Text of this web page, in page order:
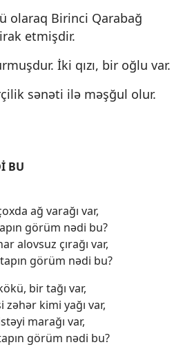
olaraq Birinci Qarabağ
etmişdir.
İki qızı, bir oğlu var.
sənəti ilə məşğul olur.
BU
ağ varağı var,
görüm nədi bu?
alovsuz çırağı var,
görüm nədi bu?
bir tağı var,
kimi yağı var,
marağı var,
görüm nədi bu?